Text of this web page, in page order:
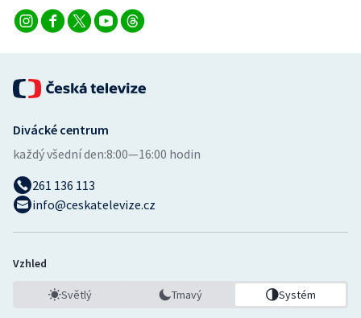
Divácké centrum
každý všední den:8:00—16:00 hodin
261 136 113
info@ceskatelevize.cz
Vzhled
Světlý Tmavý Systém